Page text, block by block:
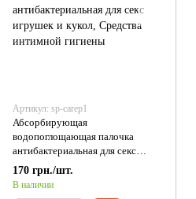
Артикул: sp-carep1
Абсорбирующая
водопоглощающая палочка
антибактериальная для секс
игрушек и кукол
170 грн./шт.
В наличии